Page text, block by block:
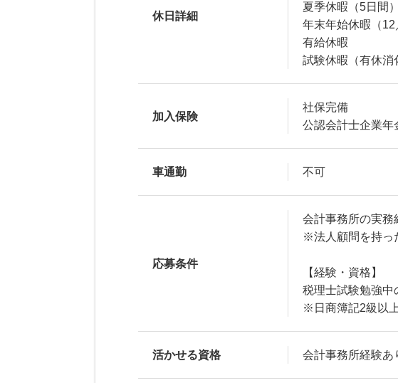
休日詳細
夏季休暇（5日間）
年末年始休暇（12
有給休暇
試験休暇（有休消
加入保険
社保完備
公認会計士企業年
車通勤 不可
応募条件
会計事務所の実務
※法人顧問を持っ
【経験・資格】
税理士試験勉強中
※日商簿記2級以
活かせる資格 会計事務所経験あ